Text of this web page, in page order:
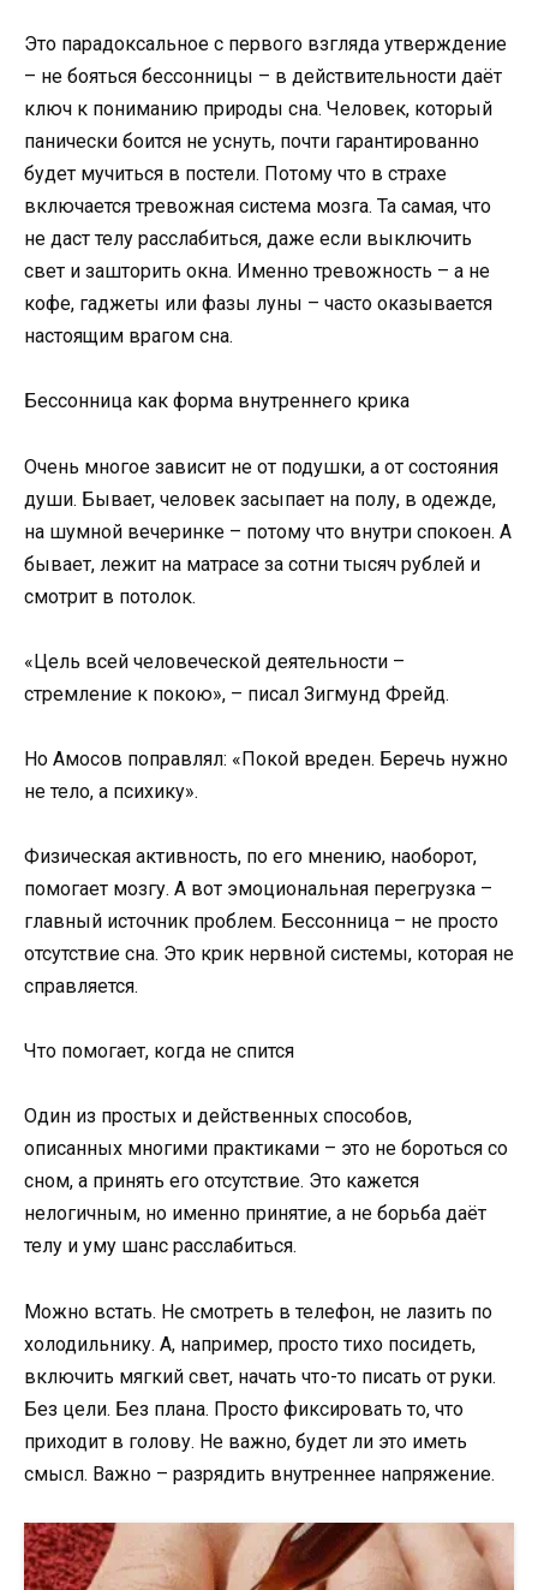
Это парадоксальное с первого взгляда утверждение
– не бояться бессонницы – в действительности даёт
ключ к пониманию природы сна. Человек, который
панически боится не уснуть, почти гарантированно
будет мучиться в постели. Потому что в страхе
включается тревожная система мозга. Та самая, что
не даст телу расслабиться, даже если выключить
свет и зашторить окна. Именно тревожность – а не
кофе, гаджеты или фазы луны – часто оказывается
настоящим врагом сна.
Бессонница как форма внутреннего крика
Очень многое зависит не от подушки, а от состояния
души. Бывает, человек засыпает на полу, в одежде,
на шумной вечеринке – потому что внутри спокоен. А
бывает, лежит на матрасе за сотни тысяч рублей и
смотрит в потолок.
«Цель всей человеческой деятельности –
стремление к покою», – писал Зигмунд Фрейд.
Но Амосов поправлял: «Покой вреден. Беречь нужно
не тело, а психику».
Физическая активность, по его мнению, наоборот,
помогает мозгу. А вот эмоциональная перегрузка –
главный источник проблем. Бессонница – не просто
отсутствие сна. Это крик нервной системы, которая не
справляется.
Что помогает, когда не спится
Один из простых и действенных способов,
описанных многими практиками – это не бороться со
сном, а принять его отсутствие. Это кажется
нелогичным, но именно принятие, а не борьба даёт
телу и уму шанс расслабиться.
Можно встать. Не смотреть в телефон, не лазить по
холодильнику. А, например, просто тихо посидеть,
включить мягкий свет, начать что-то писать от руки.
Без цели. Без плана. Просто фиксировать то, что
приходит в голову. Не важно, будет ли это иметь
смысл. Важно – разрядить внутреннее напряжение.